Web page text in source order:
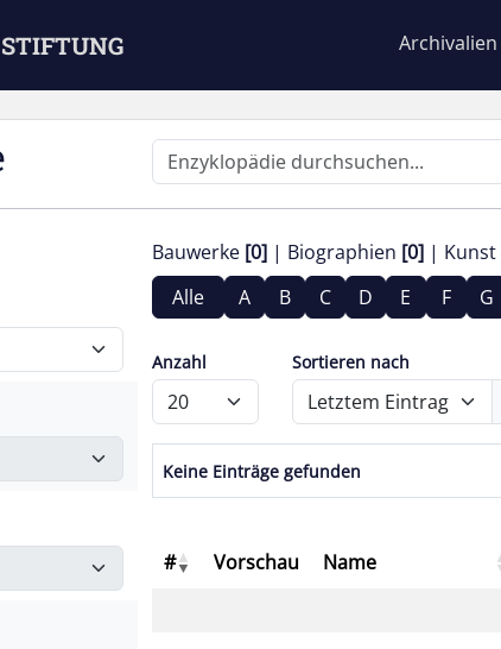
Archivalien
Bauwerke [0] Biographien [0] Kunst
Alle
A B C D E F G
Anzahl Sortieren nach
Keine Einträge gefunden
# Vorschau Name